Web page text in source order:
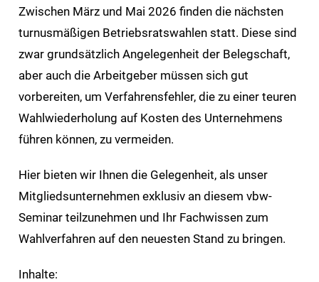
Zwischen März und Mai 2026 finden die nächsten
turnusmäßigen Betriebsratswahlen statt. Diese sind
zwar grundsätzlich Angelegenheit der Belegschaft,
aber auch die Arbeitgeber müssen sich gut
vorbereiten, um Verfahrensfehler, die zu einer teuren
Wahlwiederholung auf Kosten des Unternehmens
führen können, zu vermeiden.
Hier bieten wir Ihnen die Gelegenheit, als unser
Mitgliedsunternehmen exklusiv an diesem vbw-
Seminar teilzunehmen und Ihr Fachwissen zum
Wahlverfahren auf den neuesten Stand zu bringen.
Inhalte: